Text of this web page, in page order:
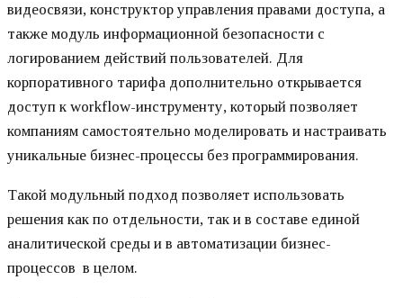
видеосвязи, конструктор управления правами доступа, а
также модуль информационной безопасности с
логированием действий пользователей. Для
корпоративного тарифа дополнительно открывается
доступ к workflow-инструменту, который позволяет
компаниям самостоятельно моделировать и настраивать
уникальные бизнес-процессы без программирования.
Такой модульный подход позволяет использовать
решения как по отдельности, так и в составе единой
аналитической среды и в автоматизации бизнес-
процессов в целом.